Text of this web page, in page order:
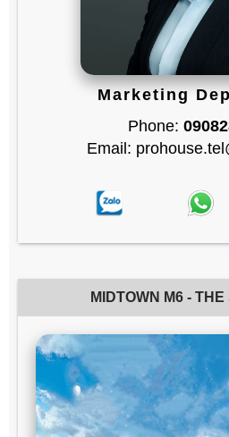
Marketing
Phone:
Email:
MIDTOWN M6 -